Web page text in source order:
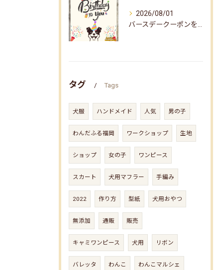
2026/08/01
タグ Tags
犬服 ハンドメイド 人気 男の子
わんだふる福岡 ワークショップ 生地
ショップ 女の子 ワンピース
スカート 犬用マフラー 手編み
2022 作り方 型紙 犬用おやつ
無添加 通販 販売
キャミワンピース 犬用 リボン
バレッタ わんこ わんこマルシェ